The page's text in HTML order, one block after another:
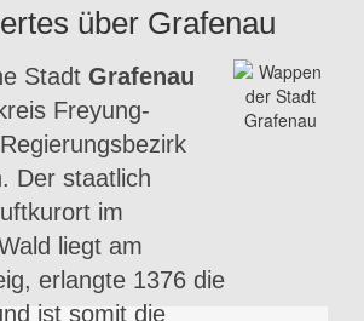
über Grafenau
Stadt Grafenau
Freyung-
Der staatlich
im
liegt am
erlangte 1376 die
ist somit die